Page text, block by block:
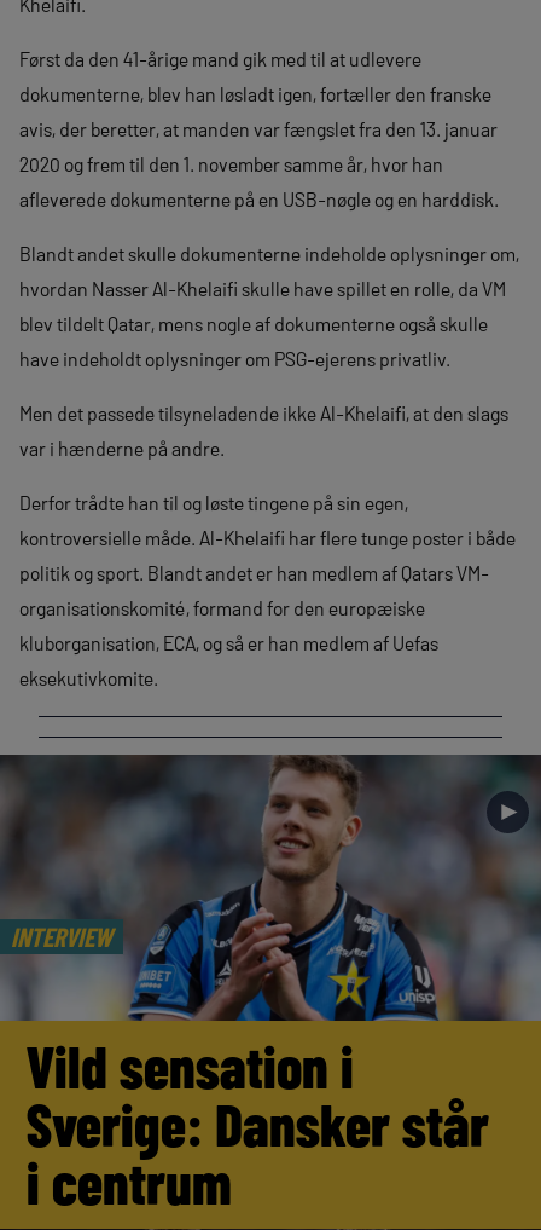
Først da den 41-årige mand gik med til at udlevere
dokumenterne, blev han løsladt igen, fortæller den franske
avis, der beretter, at manden var fængslet fra den 13. januar
2020 og frem til den 1. november samme år, hvor han
afleverede dokumenterne på en USB-nøgle og en harddisk.
Blandt andet skulle dokumenterne indeholde oplysninger om,
hvordan Nasser Al-Khelaifi skulle have spillet en rolle, da VM
blev tildelt Qatar, mens nogle af dokumenterne også skulle
have indeholdt oplysninger om PSG-ejerens privatliv.
Men det passede tilsyneladende ikke Al-Khelaifi, at den slags
var i hænderne på andre.
Derfor trådte han til og løste tingene på sin egen,
kontroversielle måde. Al-Khelaifi har flere tunge poster i både
politik og sport. Blandt andet er han medlem af Qatars VM-
organisationskomité, formand for den europæiske
kluborganisation, ECA, og så er han medlem af Uefas
eksekutivkomite.
INTERVIEW
►
Vild sensation i
Sverige: Dansker står
i centrum